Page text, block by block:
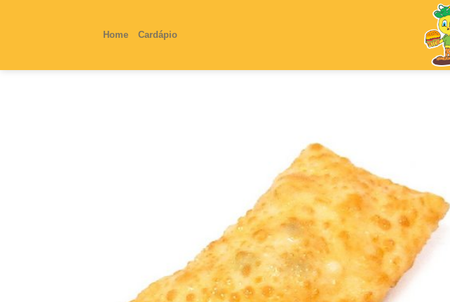
Home Cardápio